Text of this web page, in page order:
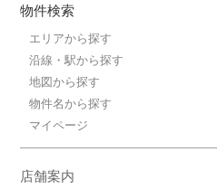
物件検索
エリアから探す
沿線・駅から探す
地図から探す
物件名から探す
マイページ
店舗案内